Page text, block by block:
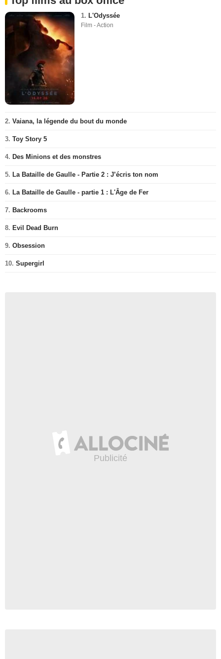
1. L'Odyssée
Film - Action
2. Vaiana, la légende du bout du monde
3. Toy Story 5
4. Des Minions et des monstres
5. La Bataille de Gaulle - Partie 2 : J’écris ton nom
6. La Bataille de Gaulle - partie 1 : L'Âge de Fer
7. Backrooms
8. Evil Dead Burn
9. Obsession
10. Supergirl